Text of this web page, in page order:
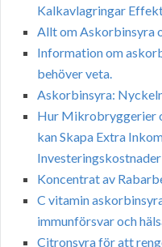
Kalkavlagringar
Allt om Askorbinsyra
Information om
behöver veta.
Askorbinsyra:
Hur Mikrobryggerier
kan Skapa Extra
Investeringskostnader
Koncentrat av
C vitamin
immunförsvar och
Citronsyra för att